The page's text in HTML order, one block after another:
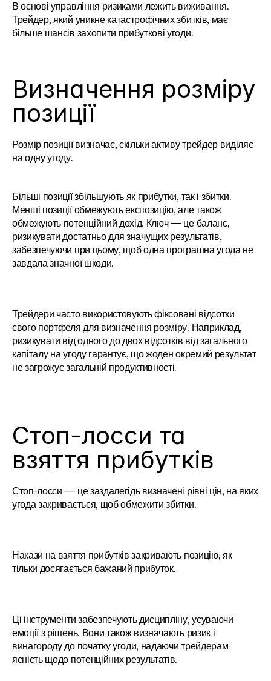
В основі управління ризиками лежить виживання.
Трейдер, який уникне катастрофічних збитків, має
більше шансів захопити прибуткові угоди.
Визначення розміру
позиції
Розмір позиції визначає, скільки активу трейдер виділяє
на одну угоду.
Більші позиції збільшують як прибутки, так і збитки.
Менші позиції обмежують експозицію, але також
обмежують потенційний дохід. Ключ — це баланс,
ризикувати достатньо для значущих результатів,
забезпечуючи при цьому, щоб одна програшна угода не
завдала значної шкоди.
Трейдери часто використовують фіксовані відсотки
свого портфеля для визначення розміру. Наприклад,
ризикувати від одного до двох відсотків від загального
капіталу на угоду гарантує, що жоден окремий результат
не загрожує загальній продуктивності.
Стоп-лосси та
взяття прибутків
Стоп-лосси — це заздалегідь визначені рівні цін, на яких
угода закривається, щоб обмежити збитки.
Накази на взяття прибутків закривають позицію, як
тільки досягається бажаний прибуток.
Ці інструменти забезпечують дисципліну, усуваючи
емоції з рішень. Вони також визначають ризик і
винагороду до початку угоди, надаючи трейдерам
ясність щодо потенційних результатів.